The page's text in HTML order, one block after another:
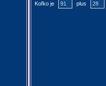
Koľko je plus